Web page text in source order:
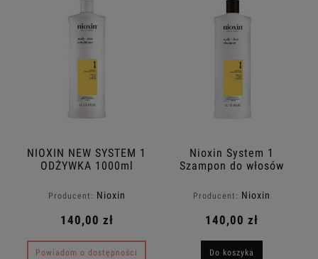
NIOXIN NEW SYSTEM 1
ODŻYWKA 1000ml
Producent: Nioxin
140,00 zł
Powiadom o dostępności
Nioxin System 1
Szampon do włosów
1000ml
Producent: Nioxin
140,00 zł
Do koszyka